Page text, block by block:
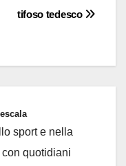
tifoso tedesco
sport e nella
quotidiani